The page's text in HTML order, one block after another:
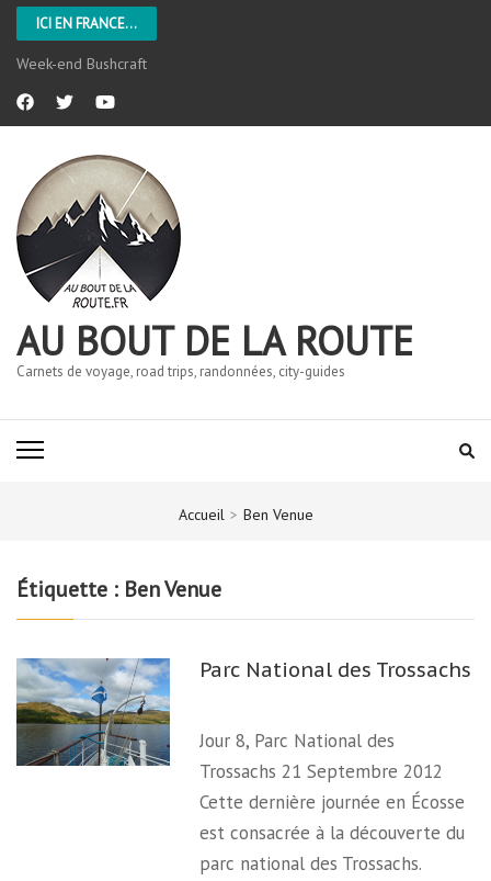
ICI EN FRANCE...
Week-end Bushcraft
AU BOUT DE LA ROUTE
Carnets de voyage, road trips, randonnées, city-guides
Accueil > Ben Venue
Étiquette : Ben Venue
Parc National des Trossachs
Jour 8, Parc National des
Trossachs 21 Septembre 2012
Cette dernière journée en Écosse
est consacrée à la découverte du
parc national des Trossachs.